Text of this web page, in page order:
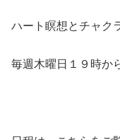
ハート瞑想とチャク
毎週木曜日１９時か